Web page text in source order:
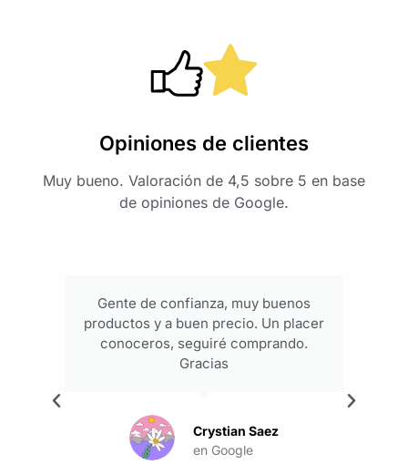
Opiniones de clientes
Muy bueno. Valoración de 4,5 sobre 5 en base
de opiniones de Google.
Gente de confianza, muy buenos
productos y a buen precio. Un placer
conoceros, seguiré comprando.
Gracias
Crystian Saez
en Google